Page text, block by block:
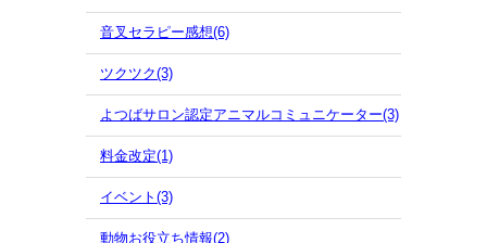
音叉セラピー感想(6)
ツクツク(3)
よつばサロン認定アニマルコミュニケーター(3)
料金改定(1)
イベント(3)
動物お役立ち情報(2)